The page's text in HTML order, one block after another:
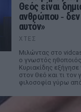
Θεός είναι
ανθρώπου ‑
αυτόν»
ΧΤΕΣ
Μιλώντας στο
ο γνωστός
Κυριακίδης εξήγησε
στον Θεό και τι τον
φιλοσοφία γύρω